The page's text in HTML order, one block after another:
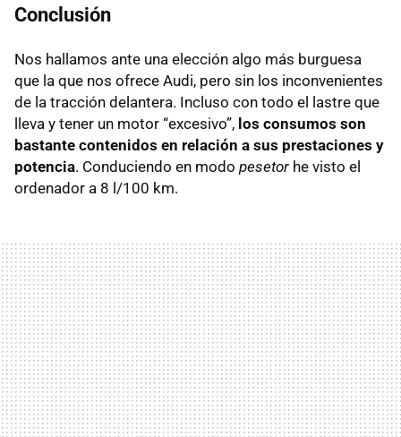
Conclusión
Nos hallamos ante una elección algo más burguesa
que la que nos ofrece Audi, pero sin los inconvenientes
de la tracción delantera. Incluso con todo el lastre que
lleva y tener un motor “excesivo”, los consumos son
bastante contenidos en relación a sus prestaciones y
potencia. Conduciendo en modo pesetor he visto el
ordenador a 8 l/100 km.